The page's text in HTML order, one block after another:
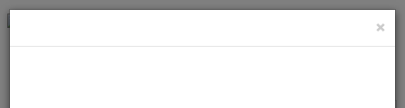
×